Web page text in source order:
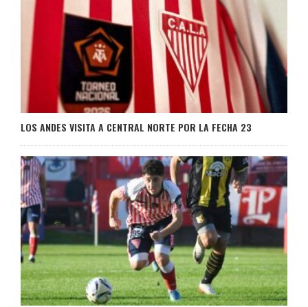
LOS ANDES VISITA A CENTRAL NORTE POR LA FECHA 23